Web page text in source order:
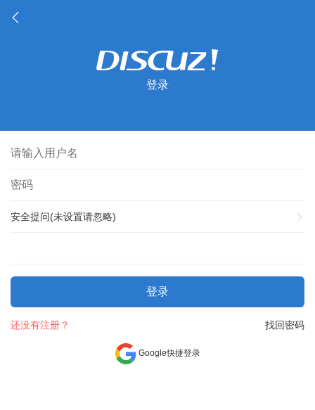
登录
安全提问(未设置请忽略)
登录
找回密码
还没有注册？
Google快捷登录